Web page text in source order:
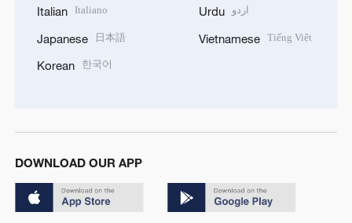
Italian Italiano
Japanese 日本語
Korean 한국어
Urdu اردو
Vietnamese Tiếng Việt
DOWNLOAD OUR APP